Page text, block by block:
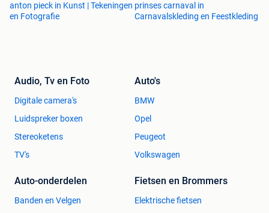
anton pieck in Kunst | Tekeningen
en Fotografie
prinses carnaval in
Carnavalskleding en Feestkleding
Audio, Tv en Foto
Digitale camera's
Luidspreker boxen
Stereoketens
TV's
Auto's
BMW
Opel
Peugeot
Volkswagen
Auto-onderdelen
Banden en Velgen
Fietsen en Brommers
Elektrische fietsen